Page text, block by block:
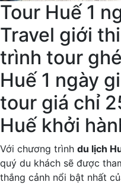
Tour Huế 1
Travel giới
trình tour
Huế 1 ngày
tour giá chỉ
Huế khởi
Với chương trình du lịch
quý du khách sẽ được
thắng cảnh nổi bật nhất